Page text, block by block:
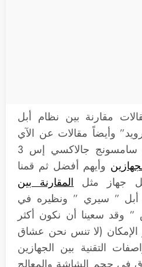
مقارنة بين نظام أبل
وأيضاً مقالات عن الآي
جالاكسي إس 3
وأيهم أفضل ثم قمنا
جهاز مثل المقارنة بين
” سيري ” ونظيره في
سعينا أن نكون أكثر
الإمكان (لا تنس نحن عشاق
التقنية بين الجهازين